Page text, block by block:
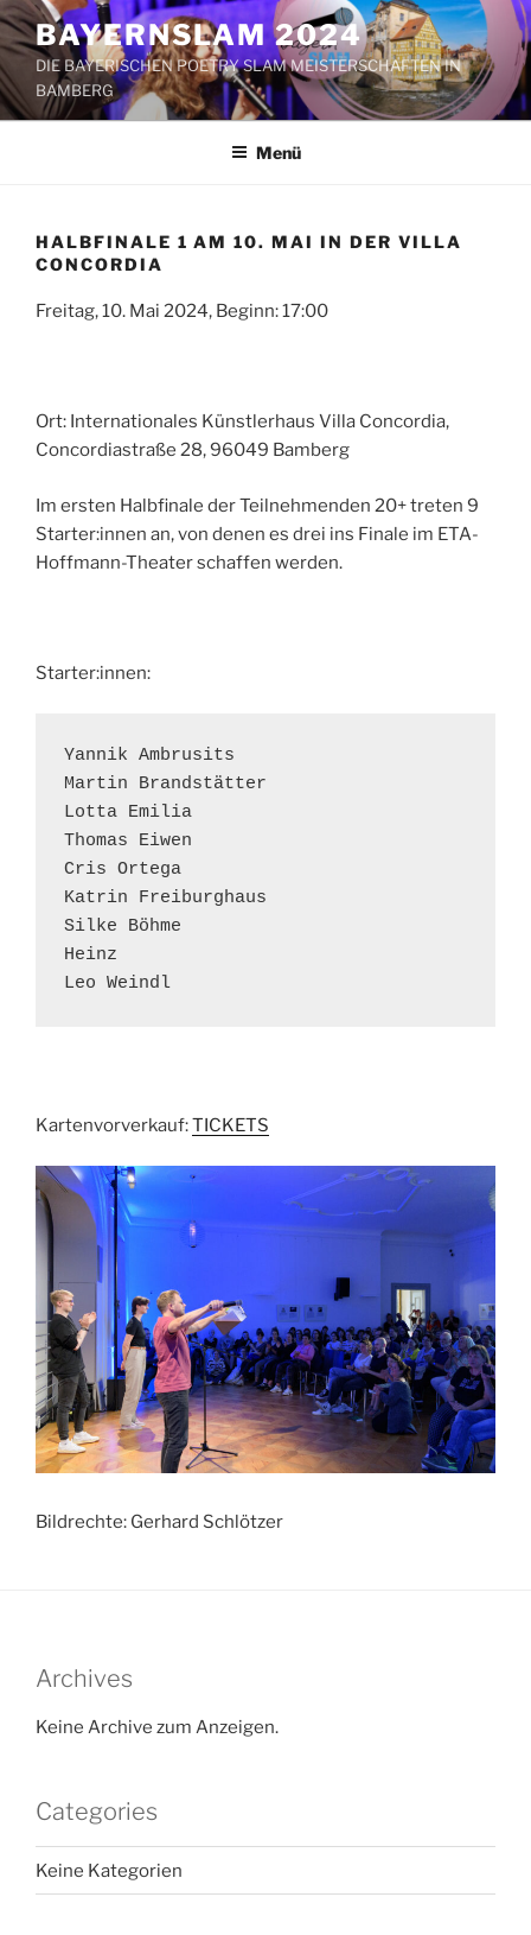
Zum
Inhalt
springen
BAYERNSLAM 2024
DIE BAYERISCHEN POETRY SLAM MEISTERSCHAFTEN IN
BAMBERG
Menü
HALBFINALE 1 AM 10. MAI IN DER VILLA
CONCORDIA
Freitag, 10. Mai 2024, Beginn: 17:00
Ort: Internationales Künstlerhaus Villa Concordia,
Concordiastraße 28, 96049 Bamberg
Im ersten Halbfinale der Teilnehmenden 20+ treten 9
Starter:innen an, von denen es drei ins Finale im ETA-
Hoffmann-Theater schaffen werden.
Starter:innen:
Yannik Ambrusits
Martin Brandstätter
Lotta Emilia
Thomas Eiwen
Cris Ortega
Katrin Freiburghaus
Silke Böhme
Heinz
Leo Weindl
Kartenvorverkauf:TICKETS
Bildrechte: Gerhard Schlötzer
Archives
Keine Archive zum Anzeigen.
Categories
Keine Kategorien